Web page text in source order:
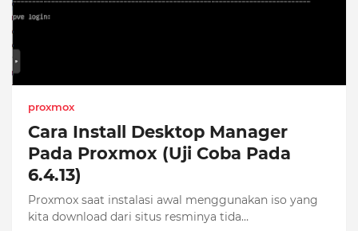
proxmox
Cara Install Desktop Manager
Pada Proxmox (Uji Coba Pada
6.4.13)
Proxmox saat instalasi awal menggunakan iso yang
kita download dari situs resminya tida…